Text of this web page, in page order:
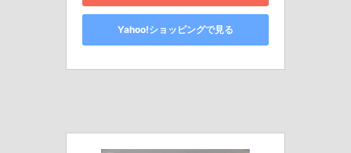
Yahoo!ショッピングで見る